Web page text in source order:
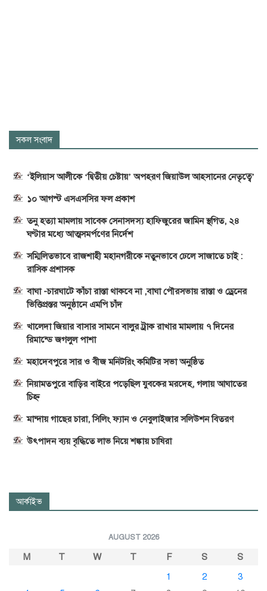
সকল সংবাদ
‘ইলিয়াস আলীকে ‘দ্বিতীয় চেষ্টায়’ অপহরণ জিয়াউল আহসানের নেতৃত্বে’
১০ আগস্ট এসএসসির ফল প্রকাশ
তনু হত্যা মামলায় সাবেক সেনাসদস্য হাফিজুরের জামিন স্থগিত, ২৪
ঘণ্টার মধ্যে আত্মসমর্পণের নির্দেশ
সম্মিলিতভাবে রাজশাহী মহানগরীকে নতুনভাবে ঢেলে সাজাতে চাই :
রাসিক প্রশাসক
বাঘা -চারঘাটে কাঁচা রাস্তা থাকবে না ,বাঘা পৌরসভায় রাস্তা ও ড্রেনের
ভিত্তিপ্রস্তর অনুষ্ঠানে এমপি চাঁদ
খালেদা জিয়ার বাসার সামনে বালুর ট্রাক রাখার মামলায় ৭ দিনের
রিমান্ডে জগলুল পাশা
মহাদেবপুরে সার ও বীজ মনিটরিং কমিটির সভা অনুষ্ঠিত
নিয়ামতপুরে বাড়ির বাইরে পড়েছিল যুবকের মরদেহ, গলায় আঘাতের
চিহ্ন
মান্দায় গাছের চারা, সিলিং ফ্যান ও নেবুলাইজার সলিউশন বিতরণ
উৎপাদন ব্যয় বৃদ্ধিতে লাভ নিয়ে শঙ্কায় চাষিরা
আর্কাইভ
AUGUST 2026
M T W T F S
S
1
2
3